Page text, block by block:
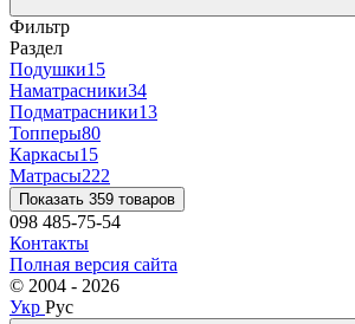
Фильтр
Раздел
Подушки15
Наматрасники34
Подматрасники13
Топперы80
Каркасы15
Матрасы222
Показать 359 товаров
098 485-75-54
Контакты
Полная версия сайта
© 2004 - 2026
Укр Рус